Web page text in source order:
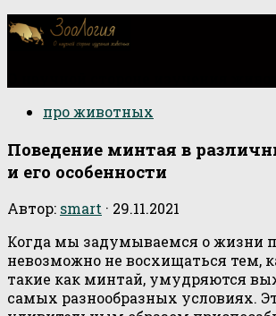
про животных
Поведение минтая в
и его особенности
Автор: smart · 29.11.2021
Когда мы задумываемся о жизни
невозможно не восхищаться тем,
такие как минтай, умудряются
самых разнообразных условиях.